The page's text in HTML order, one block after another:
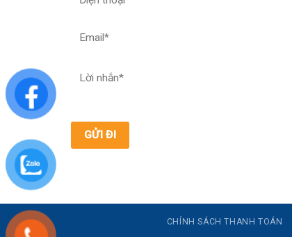
CHÍNH SÁCH THANH TOÁN